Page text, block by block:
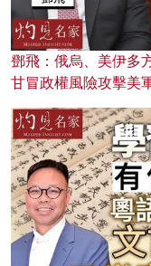
鄧飛：俄烏、美伊多
甘冒政權風險攻擊美